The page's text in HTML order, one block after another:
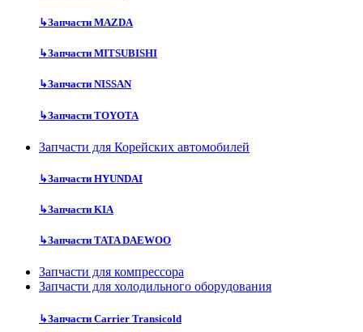
↳Запчасти MAZDA
↳Запчасти MITSUBISHI
↳Запчасти NISSAN
↳Запчасти TOYOTA
Запчасти для Корейских автомобилей
↳Запчасти HYUNDAI
↳Запчасти KIA
↳Запчасти TATA DAEWOO
Запчасти для компрессора
Запчасти для холодильного оборудования
↳Запчасти Carrier Transicold